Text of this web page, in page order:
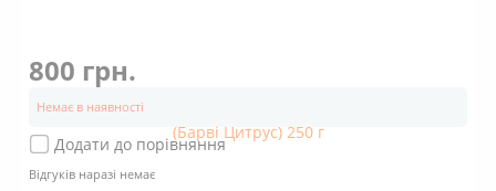
800 грн.
Немає в наявності
Додати до порівняння
Відгуків наразі немає